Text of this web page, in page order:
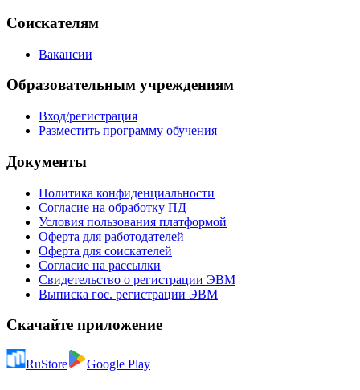
Соискателям
Вакансии
Образовательным учреждениям
Вход/регистрация
Разместить программу обучения
Документы
Политика конфиденциальности
Согласие на обработку ПД
Условия пользования платформой
Оферта для работодателей
Оферта для соискателей
Согласие на рассылки
Свидетельство о регистрации ЭВМ
Выписка гос. регистрации ЭВМ
Скачайте приложение
RuStore Google Play